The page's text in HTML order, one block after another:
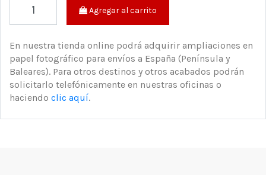
Agregar al carrito
En nuestra tienda online podrá adquirir ampliaciones en
papel fotográfico para envíos a España (Península y
Baleares). Para otros destinos y otros acabados podrán
solicitarlo telefónicamente en nuestras oficinas o
haciendo clic aquí.